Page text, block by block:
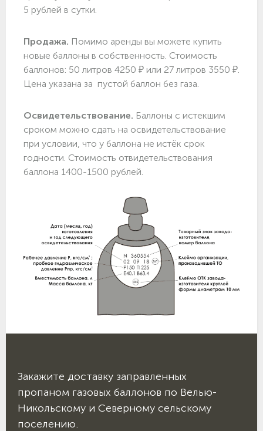
5 рублей в сутки.
Продажа. Помимо аренды вы можете купить
новые баллоны в собственность. Стоимость
баллонов: 50 литров 4250 ₽ или 27 литров 3550 ₽.
Цена указана за пустой баллон без газа.
Освидетельствование. Баллоны с истекшим
сроком можно сдать на освидетельствование
при условии, что у баллона не истёк срок
годности. Стоимость отвидетельствования
баллона 1400-1500 рублей.
Закажите доставку заправленных
пропаном газовых баллонов по Велью-
Никольскому и Северному сельскому
поселению.